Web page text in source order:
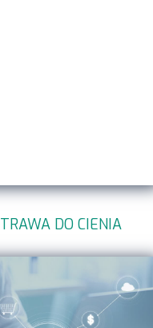
TRAWA DO CIENIA